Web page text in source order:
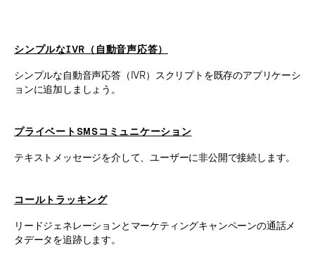
シンプルなIVR（自動音声応答）
シンプルな自動音声応答（IVR）スクリプトを既存のアプリケーシ
ョンに追加しましょう。
プライベートSMSコミュニケーション
テキストメッセージを介して、ユーザーに非公開で接続します。
コールトラッキング
リードジェネレーションとマーケティングキャンペーンの通話メ
タデータを追跡します。